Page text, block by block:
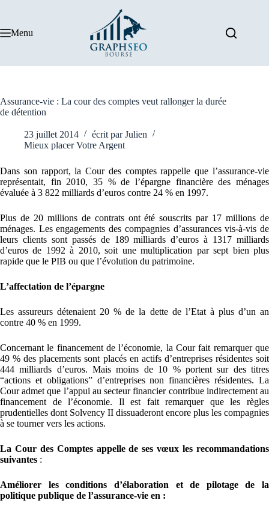
Menu
Assurance-vie : La cour des comptes veut rallonger la durée
de détention
23 juillet 2014 écrit par Julien
Mieux placer Votre Argent
Dans son rapport, la Cour des comptes rappelle que l’assurance-vie
représentait, fin 2010, 35 % de l’épargne financière des ménages
évaluée à 3 822 milliards d’euros contre 24 % en 1997.
Plus de 20 millions de contrats ont été souscrits par 17 millions de
ménages. Les engagements des compagnies d’assurances vis-à-vis de
leurs clients sont passés de 189 milliards d’euros à 1317 milliards
d’euros de 1992 à 2010, soit une multiplication par sept bien plus
rapide que le PIB ou que l’évolution du patrimoine.
L’affectation de l’épargne
Les assureurs détenaient 20 % de la dette de l’Etat à plus d’un an
contre 40 % en 1999.
Concernant le financement de l’économie, la Cour fait remarquer que
49 % des placements sont placés en actifs d’entreprises résidentes soit
444 milliards d’euros. Mais moins de 10 % portent sur des titres
“actions et obligations” d’entreprises non financières résidentes. La
Cour admet que l’appui au secteur financier contribue indirectement au
financement de l’économie. Il est fait remarquer que les règles
prudentielles dont Solvency II dissuaderont encore plus les compagnies
à se tourner vers les actions.
La Cour des Comptes appelle de ses vœux les recommandations
suivantes :
Améliorer les conditions d’élaboration et de pilotage de la
politique publique de l’assurance-vie en :